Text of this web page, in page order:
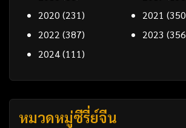
2020 (231) 2021
2022 (387) 2023
2024(111)
หมวดหมู่ซีรี่ย์จีน